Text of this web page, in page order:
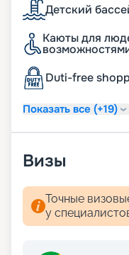
Детский
Каюты для
Duti-free
Показать все (+19)
Визы
Точные
у